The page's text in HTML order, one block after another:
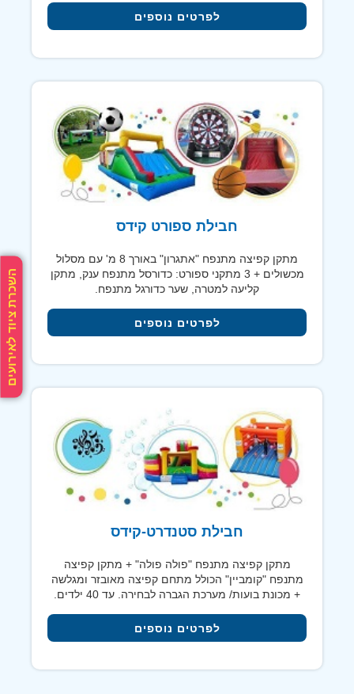
השכרת ציוד לאירועים
לפרטים נוספים
חבילת ספורט קידס
מתקן קפיצה מתנפח "אתגרון" באורך 8 מ' עם מסלול
מכשולים + 3 מתקני ספורט: כדורסל מתנפח ענק, מתקן
קליעה למטרה, שער כדורגל מתנפח.
לפרטים נוספים
חבילת סטנדרט-קידס
מתקן קפיצה מתנפח "פולה פולה" + מתקן קפיצה
מתנפח "קומביין" הכולל מתחם קפיצה מאובזר ומגלשה
+ מכונת בועות/ מערכת הגברה לבחירה. עד 40 ילדים.
לפרטים נוספים